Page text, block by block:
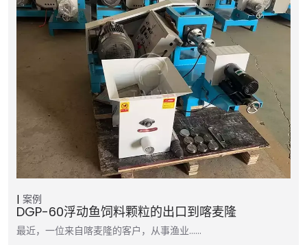
案例
DGP-60浮动鱼饲料颗粒的出口到喀麦隆
最近，一位来自喀麦隆的客户，从事渔业……